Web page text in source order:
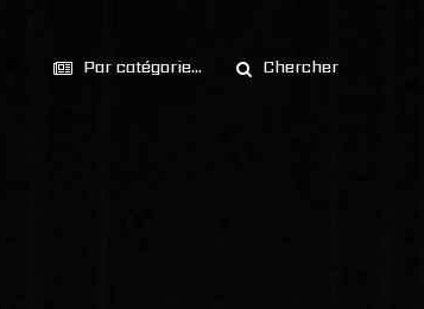
Par catégorie... Chercher